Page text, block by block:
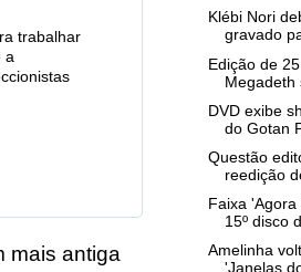
trabalhar
a
mais antiga
Klébi Nori
gravado
Edição de
Megadeth
DVD exibe
do Gotan
Questão
reedição
Faixa
15º disco
Amelinha
'Janelas